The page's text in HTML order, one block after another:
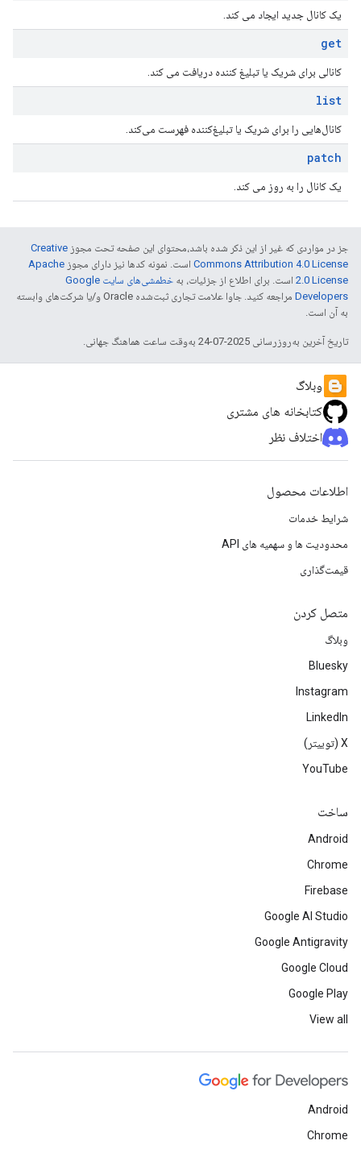
یک کانال جدید ایجاد می کند.
get
کانالی برای شریک یا تبلیغ کننده دریافت می کند.
list
کانال‌هایی را برای شریک یا تبلیغ‌کننده فهرست می‌کند.
patch
یک کانال را به روز می کند.
جز در مواردی که غیر از این ذکر شده باشد،‌محتوای این صفحه تحت مجوز Creative
Commons Attribution 4.0 License است. نمونه کدها نیز دارای مجوز Apache
2.0 License است. برای اطلاع از جزئیات، به
خطمشی‌های سایت Google
Developers‏
مراجعه کنید. جاوا علامت تجاری ثبت‌شده Oracle و/یا شرکت‌های وابسته
به آن است.
تاریخ آخرین به‌روزرسانی 2025-07-24 به‌وقت ساعت هماهنگ جهانی.
وبلاگ
کتابخانه های مشتری
اختلاف نظر
اطلاعات محصول
شرایط خدمات
محدودیت ها و سهمیه های API
قیمت‌گذاری
متصل کردن
وبلاگ
Bluesky
Instagram
LinkedIn
‫X (توییتر)
YouTube
ساخت
Android
Chrome
Firebase
Google AI Studio
Google Antigravity
Google Cloud
Google Play
View all
Android
Chrome